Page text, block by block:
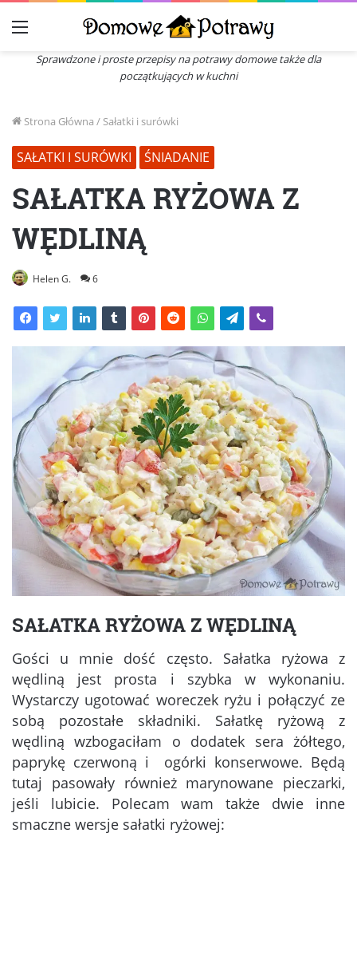
Menu
Sprawdzone i proste przepisy na potrawy domowe także dla
początkujących w kuchni
Strona Główna / Sałatki i surówki
SAŁATKI I SURÓWKI ŚNIADANIE
SAŁATKA RYŻOWA Z
WĘDLINĄ
Helen G. 6
SAŁATKA RYŻOWA Z WĘDLINĄ
Gości u mnie dość często. Sałatka ryżowa z
wędliną jest prosta i szybka w wykonaniu.
Wystarczy ugotować woreczek ryżu i połączyć ze
sobą pozostałe składniki. Sałatkę ryżową z
wędliną wzbogaciłam o dodatek sera żółtego,
paprykę czerwoną i ogórki konserwowe. Będą
tutaj pasowały również marynowane pieczarki,
jeśli lubicie. Polecam wam także dwie inne
smaczne wersje sałatki ryżowej: